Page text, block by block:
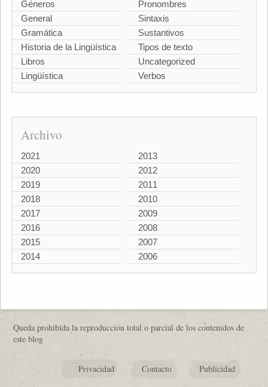
Géneros
General
Gramática
Historia de la Lingüística
Libros
Lingüística
Pronombres
Sintaxis
Sustantivos
Tipos de texto
Uncategorized
Verbos
Archivo
2021
2020
2019
2018
2017
2016
2015
2014
2013
2012
2011
2010
2009
2008
2007
2006
Queda prohibida la reproducción total o parcial de los contenidos de
este blog
Privacidad Contacto Publicidad